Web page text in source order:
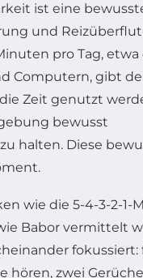
ist eine
und
pro Tag, etwa
Computern, gibt
Zeit genutzt
bewusst
halten. Diese
wie die 5-4-3-2-1-
Babor vermittelt
fokussiert:
hören, zwei Gerüche